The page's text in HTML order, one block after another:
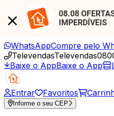
08.08
IMPERDÍVEIS
WhatsAppCompre pelo
TelevendasTelevendas
Baixe o AppBaixe o App
Entrar Favoritos
Informe o seu CEP